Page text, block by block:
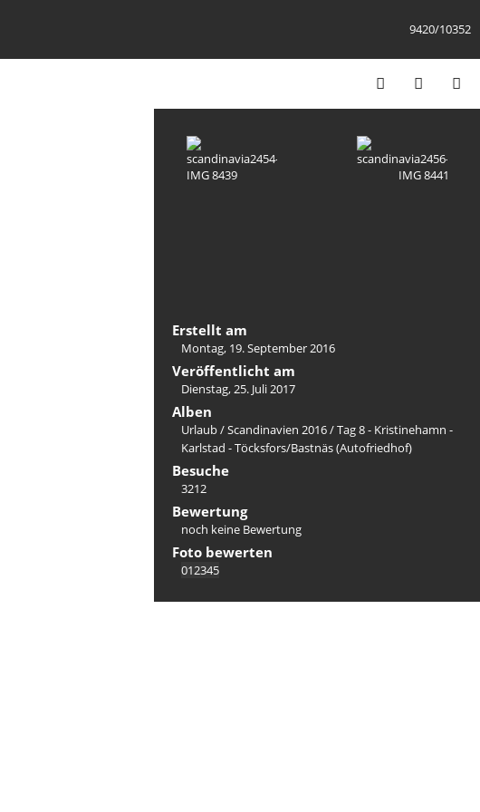
9420/10352
Erstellt am
Montag, 19. September 2016
Veröffentlicht am
Dienstag, 25. Juli 2017
Alben
Urlaub/Scandinavien 2016/Tag 8 - Kristinehamn -
Karlstad - Töcksfors/Bastnäs (Autofriedhof)
Besuche
3212
Bewertung
noch keine Bewertung
Foto bewerten